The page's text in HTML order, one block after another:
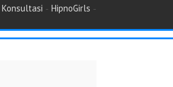
Konsultasi - HipnoGirls -